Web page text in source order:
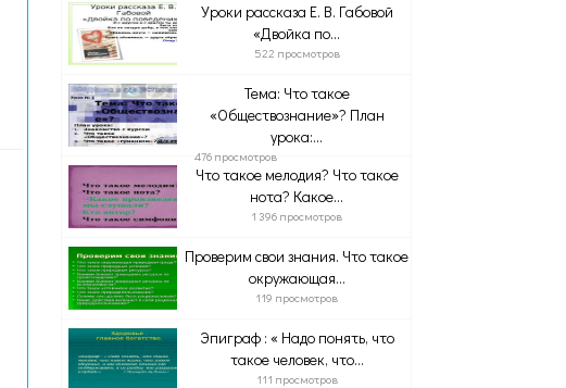
Уроки рассказа Е. В. Габовой
«Двойка по...
522 просмотров
Тема: Что такое
«Обществознание»? План
урока:...
476 просмотров
Что такое мелодия? Что такое
нота? Какое...
1 396 просмотров
Проверим свои знания. Что такое
окружающая...
119 просмотров
Эпиграф : « Надо понять, что
такое человек, что...
111 просмотров